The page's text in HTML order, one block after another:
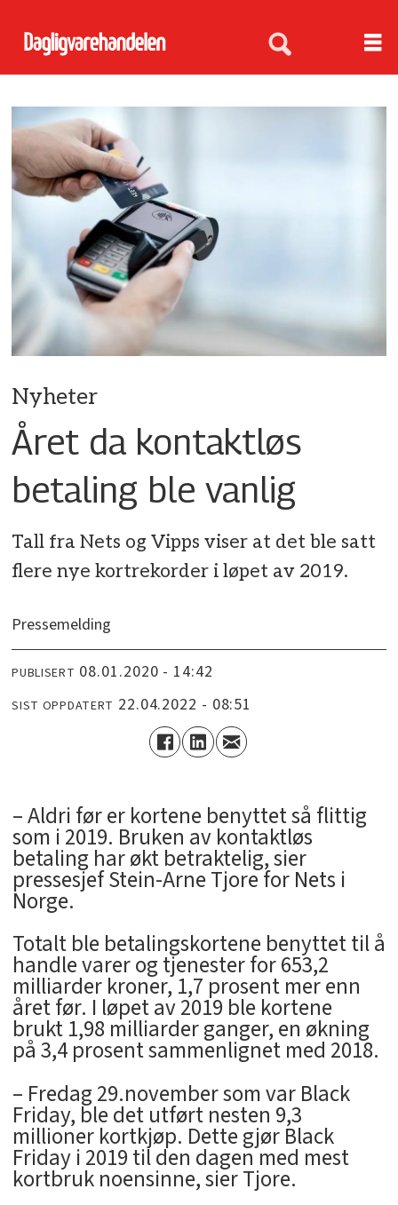
Nyheter
Året da kontaktløs
betaling ble vanlig
Tall fra Nets og Vipps viser at det ble satt
flere nye kortrekorder i løpet av 2019.
Pressemelding
PUBLISERT 08.01.2020 - 14:42
SIST OPPDATERT 22.04.2022 - 08:51
– Aldri før er kortene benyttet så flittig
som i 2019. Bruken av kontaktløs
betaling har økt betraktelig, sier
pressesjef Stein-Arne Tjore for Nets i
Norge.
Totalt ble betalingskortene benyttet til å
handle varer og tjenester for 653,2
milliarder kroner, 1,7 prosent mer enn
året før. I løpet av 2019 ble kortene
brukt 1,98 milliarder ganger, en økning
på 3,4 prosent sammenlignet med 2018.
– Fredag 29.november som var Black
Friday, ble det utført nesten 9,3
millioner kortkjøp. Dette gjør Black
Friday i 2019 til den dagen med mest
kortbruk noensinne, sier Tjore.